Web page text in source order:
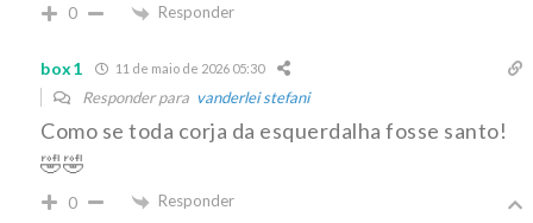
0 Responder
box1 11 de maio de 2026 05:30
Responder para vanderlei stefani
Como se toda corja da esquerdalha fosse santo!
🤣🤣
0 Responder